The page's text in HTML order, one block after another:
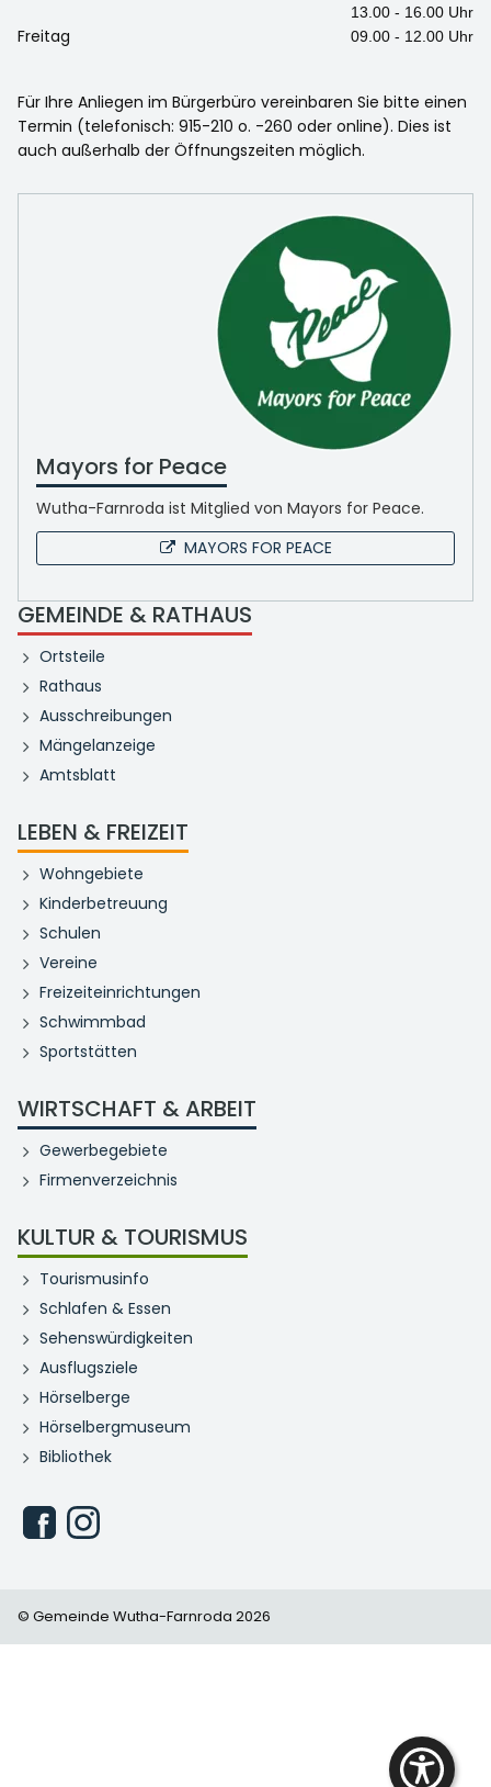
13.00 - 16.00 Uhr
Freitag 09.00 - 12.00 Uhr
Für Ihre Anliegen im Bürgerbüro vereinbaren Sie bitte einen
Termin (telefonisch: 915-210 o. -260 oder online). Dies ist
auch außerhalb der Öffnungszeiten möglich.
Mayors for Peace
Wutha-Farnroda ist Mitglied von Mayors for Peace.
MAYORS FOR PEACE
GEMEINDE & RATHAUS
Ortsteile
Rathaus
Ausschreibungen
Mängelanzeige
Amtsblatt
LEBEN & FREIZEIT
Wohngebiete
Kinderbetreuung
Schulen
Vereine
Freizeiteinrichtungen
Schwimmbad
Sportstätten
WIRTSCHAFT & ARBEIT
Gewerbegebiete
Firmenverzeichnis
KULTUR & TOURISMUS
Tourismusinfo
Schlafen & Essen
Sehenswürdigkeiten
Ausflugsziele
Hörselberge
Hörselbergmuseum
Bibliothek
© Gemeinde Wutha-Farnroda 2026